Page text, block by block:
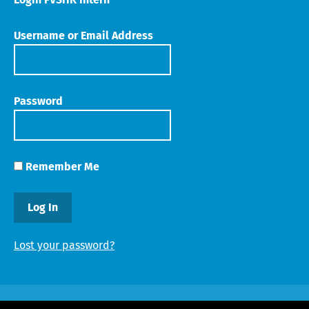
Username or Email Address
Password
Remember Me
Lost your password?